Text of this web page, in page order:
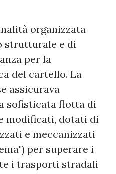
organizzata
strutturale e di
per la
del cartello. La
assicurava
sofisticata flotta di
modificati, dotati di
e meccanizzati
per superare i
i trasporti stradali